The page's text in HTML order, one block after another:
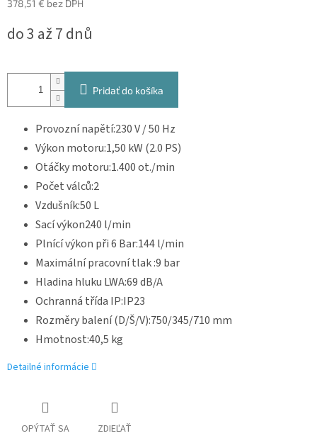
378,51 € bez DPH
cena:
do 3 až 7 dnů
Pridať do košíka
Provozní napětí:230 V / 50 Hz
Výkon motoru:1,50 kW (2.0 PS)
Otáčky motoru:1.400 ot./min
Počet válců:2
Vzdušník:50 L
Sací výkon240 l/min
Plnící výkon při 6 Bar:144 l/min
Maximální pracovní tlak :9 bar
Hladina hluku LWA:69 dB/A
Ochranná třída IP:IP23
Rozměry balení (D/Š/V):750/345/710 mm
Hmotnost:40,5 kg
Detailné informácie
OPÝTAŤ SA ZDIEĽAŤ